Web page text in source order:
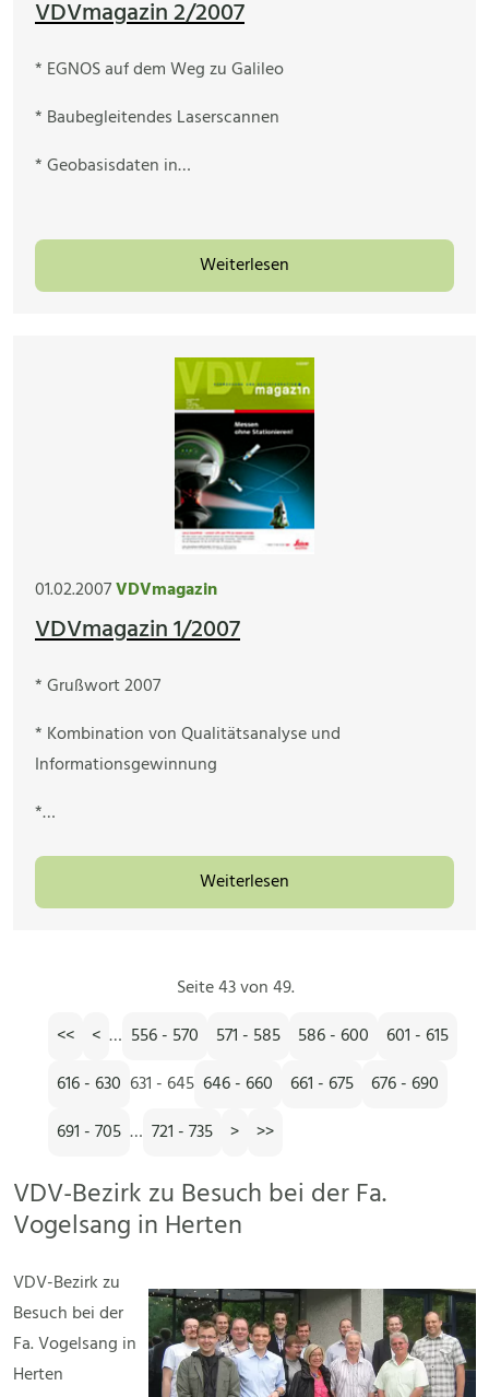
VDVmagazin 2/2007
* EGNOS auf dem Weg zu Galileo
* Baubegleitendes Laserscannen
* Geobasisdaten in…
Weiterlesen
01.02.2007VDVmagazin
VDVmagazin 1/2007
* Grußwort 2007
* Kombination von Qualitätsanalyse und
Informationsgewinnung
*…
Weiterlesen
Seite 43 von 49.
<<
< … 556 - 570 571 - 585 586 - 600
601 - 615
616 - 630 631 - 645 646 - 660 661 - 675
676 - 690
691 - 705 … 721 - 735 > >>
VDV-Bezirk zu Besuch bei der Fa.
Vogelsang in Herten
VDV-Bezirk zu
Besuch bei der
Fa. Vogelsang in
Herten